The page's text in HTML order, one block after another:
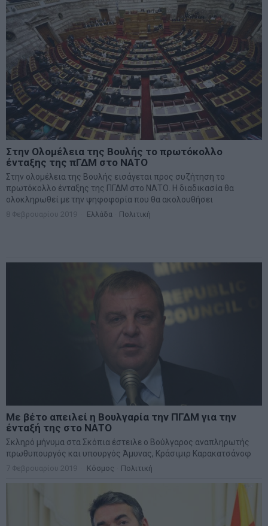
Στην Ολομέλεια της Βουλής το πρωτόκολλο
ένταξης της πΓΔΜ στο ΝΑΤΟ
Στην ολομέλεια της Βουλής εισάγεται προς συζήτηση το
πρωτόκολλο ένταξης της ΠΓΔΜ στο ΝΑΤΟ. Η διαδικασία θα
ολοκληρωθεί με την ψηφοφορία που θα ακολουθήσει
8 Φεβρουαρίου 2019 Ελλάδα Πολιτική
Με βέτο απειλεί η Βουλγαρία την ΠΓΔΜ για την
ένταξή της στο ΝΑΤΟ
Σκληρό μήνυμα στα Σκόπια έστειλε ο Βούλγαρος αναπληρωτής
πρωθυπουργός και υπουργός Άμυνας, Κράσιμιρ Καρακατσάνοφ
7 Φεβρουαρίου 2019 Κόσμος Πολιτική